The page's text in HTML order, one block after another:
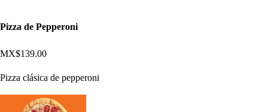
Pizza de Pepperoni
MX$139.00
Pizza clásica de pepperoni